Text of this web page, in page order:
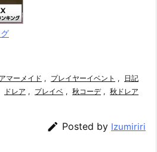
マーメイド , プレイヤーイベント , 日記
ドレア , プレイベ , 秋コーデ , 秋ドレア
 Posted by Izumiriri